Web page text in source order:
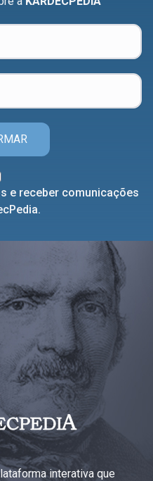
e receber comunicações
interativa que